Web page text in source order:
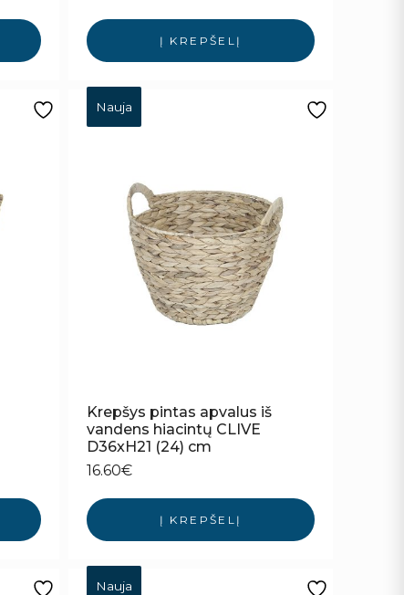
Į KREPŠELĮ
Nauja
Krepšys pintas apvalus iš
vandens hiacintų CLIVE
D36xH21 (24) cm
16.60€
Į KREPŠELĮ
Nauja